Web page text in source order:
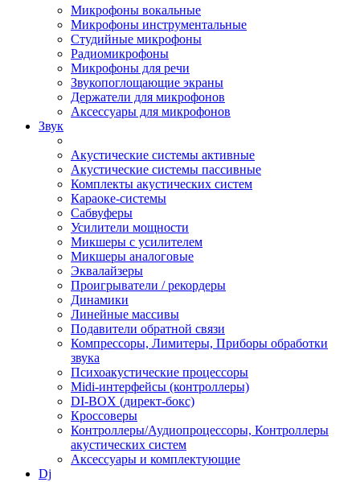
Микрофоны вокальные
Микрофоны инструментальные
Студийные микрофоны
Радиомикрофоны
Микрофоны для речи
Звукопоглощающие экраны
Держатели для микрофонов
Аксессуары для микрофонов
Звук
Акустические системы активные
Акустические системы пассивные
Комплекты акустических систем
Караоке-системы
Сабвуферы
Усилители мощности
Микшеры с усилителем
Микшеры аналоговые
Эквалайзеры
Проигрыватели / рекордеры
Динамики
Линейные массивы
Подавители обратной связи
Компрессоры, Лимитеры, Приборы обработки
звука
Психоакустические процессоры
Midi-интерфейсы (контроллеры)
DI-BOX (директ-бокс)
Кроссоверы
Контроллеры/Аудиопроцессоры, Контроллеры
акустических систем
Аксессуары и комплектующие
Dj